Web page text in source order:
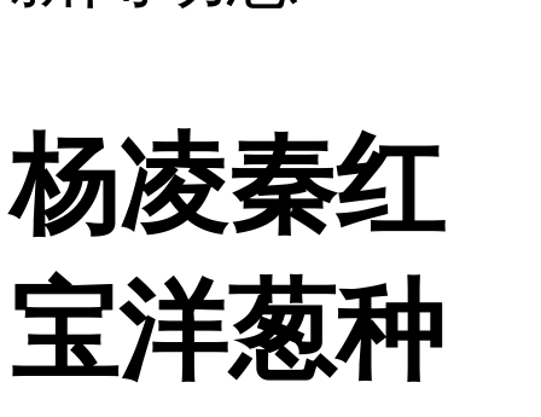
杨凌秦红
宝洋葱种